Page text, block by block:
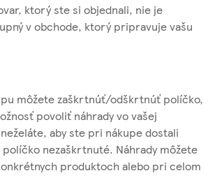
ktorý ste si objednali, nie je
v obchode, ktorý pripravuje vašu
môžete zaškrtnúť/odškrtnúť políčko,
povoliť náhrady vo vašej
aby ste pri nákupe dostali
nezaškrtnuté. Náhrady môžete
produktoch alebo pri celom